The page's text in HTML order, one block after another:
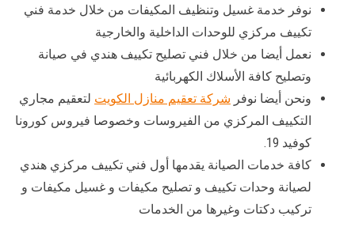
نوفر خدمة غسيل وتنظيف المكيفات من خلال خدمة فني
تكييف مركزي للوحدات الداخلية والخارجية
نعمل أيضا من خلال فني تصليح تكييف هندي في صيانة
وتصليح كافة الأسلاك الكهربائية
ونحن أيضا نوفر شركة تعقيم منازل الكويت لتعقيم مجاري
التكييف المركزي من الفيروسات وخصوصا فيروس كورونا
كوفيد 19.
كافة خدمات الصيانة يقدمها أول فني تكييف مركزي هندي
لصيانة وحدات تكييف و تصليح مكيفات و غسيل مكيفات و
تركيب دكتات وغيرها من الخدمات